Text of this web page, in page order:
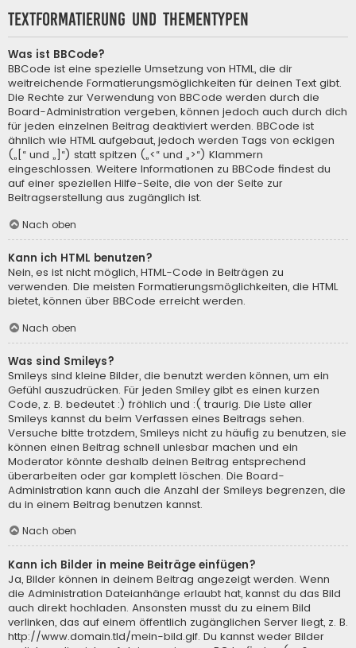
Textformatierung und Thementypen
Was ist BBCode?
BBCode ist eine spezielle Umsetzung von HTML, die dir
weitreichende Formatierungsmöglichkeiten für deinen Text gibt.
Die Rechte zur Verwendung von BBCode werden durch die
Board-Administration vergeben, können jedoch auch durch dich
für jeden einzelnen Beitrag deaktiviert werden. BBCode ist
ähnlich wie HTML aufgebaut, jedoch werden Tags von eckigen
(„[“ und „]“) statt spitzen („<“ und „>“) Klammern
eingeschlossen. Weitere Informationen zu BBCode findest du
auf einer speziellen Hilfe-Seite, die von der Seite zur
Beitragserstellung aus zugänglich ist.
Nach oben
Kann ich HTML benutzen?
Nein, es ist nicht möglich, HTML-Code in Beiträgen zu
verwenden. Die meisten Formatierungsmöglichkeiten, die HTML
bietet, können über BBCode erreicht werden.
Nach oben
Was sind Smileys?
Smileys sind kleine Bilder, die benutzt werden können, um ein
Gefühl auszudrücken. Für jeden Smiley gibt es einen kurzen
Code, z. B. bedeutet :) fröhlich und :( traurig. Die Liste aller
Smileys kannst du beim Verfassen eines Beitrags sehen.
Versuche bitte trotzdem, Smileys nicht zu häufig zu benutzen, sie
können einen Beitrag schnell unlesbar machen und ein
Moderator könnte deshalb deinen Beitrag entsprechend
überarbeiten oder gar komplett löschen. Die Board-
Administration kann auch die Anzahl der Smileys begrenzen, die
du in einem Beitrag benutzen kannst.
Nach oben
Kann ich Bilder in meine Beiträge einfügen?
Ja, Bilder können in deinem Beitrag angezeigt werden. Wenn
die Administration Dateianhänge erlaubt hat, kannst du das Bild
auch direkt hochladen. Ansonsten musst du zu einem Bild
verlinken, das auf einem öffentlich zugänglichen Server liegt, z. B.
http://www.domain.tld/mein-bild.gif. Du kannst weder Bilder